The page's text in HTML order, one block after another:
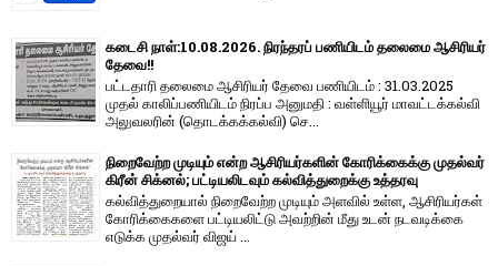
கடைசி நாள்:10.08.2026. நிரந்தரப் பணியிடம் தலைமை ஆசிரியர்
தேவை!!
பட்டதாரி தலைமை ஆசிரியர் தேவை பணியிடம் : 31.03.2025
முதல் காலிப்பணியிடம் நிரப்ப அனுமதி : வள்ளியூர் மாவட்டக்கல்வி
அலுவலரின் (தொடக்கக்கல்வி) செ...
நிறைவேற்ற முடியும் என்ற ஆசிரியர்களின் கோரிக்கைக்கு முதல்வர்
கிரீன் சிக்னல்; பட்டியலிடவும் கல்வித்துறைக்கு உத்தரவு
கல்வித்துறையால் நிறைவேற்ற முடியும் அளவில் உள்ள, ஆசிரியர்கள்
கோரிக்கைகளை பட்டியலிட்டு அவற்றின் மீது உடன் நடவடிக்கை
எடுக்க முதல்வர் விஜய் ...